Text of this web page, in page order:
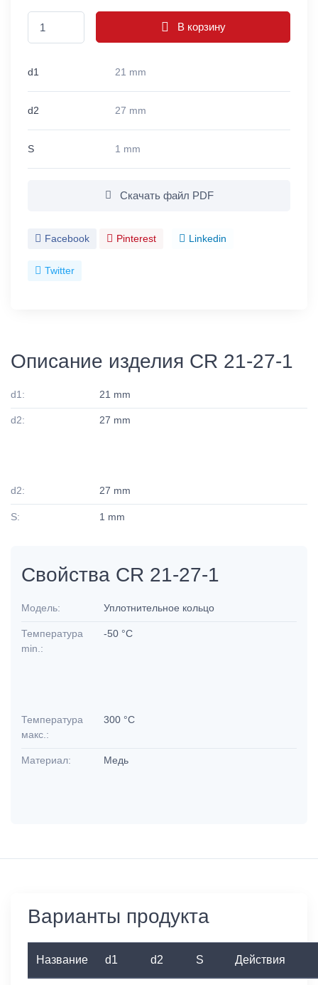
В корзину
d1 21 mm
d2 27 mm
S 1 mm
Скачать файл PDF
Facebook Pinterest Linkedin
Twitter
Описание изделия CR 21-27-1
d1: 21 mm
d2: 27 mm
d2: 27 mm
S: 1 mm
Свойства CR 21-27-1
Модель: Уплотнительное кольцо
Температура
min.:
-50 °C
Температура
макс.:
300 °C
Материал: Медь
Варианты продукта
Название d1 d2 S Действия